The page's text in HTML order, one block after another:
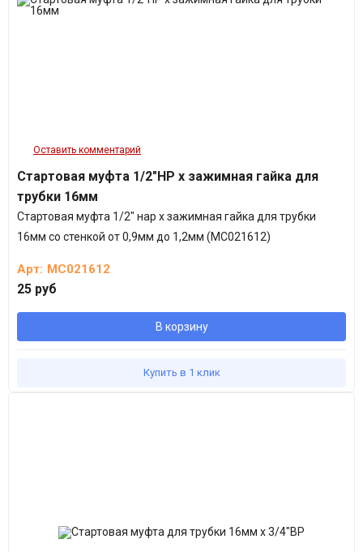
Оставить комментарий
Стартовая муфта 1/2"НР х зажимная гайка для
трубки 16мм
Стартовая муфта 1/2" нар х зажимная гайка для трубки
16мм со стенкой от 0,9мм до 1,2мм (MC021612)
Арт: MC021612
25 руб
В корзину
Купить в 1 клик